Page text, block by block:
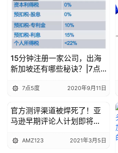
15分钟注册一家公司，出海
新加坡还有哪些秘诀？|7点5
7点5度 2020年9月11日
出海头条
官方测评渠道被焊死了！亚
马逊早期评论人计划即将关
AMZ123 2021年3月5日